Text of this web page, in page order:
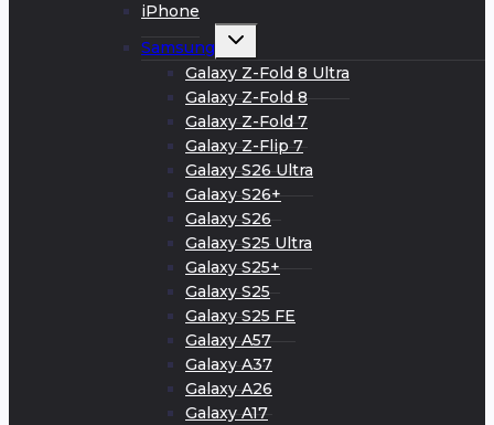
iPhone
Samsung
Развернуть
меню
Galaxy Z-Fold 8 Ultra
Galaxy Z-Fold 8
Galaxy Z-Fold 7
Galaxy Z-Flip 7
Galaxy S26 Ultra
Galaxy S26+
Galaxy S26
Galaxy S25 Ultra
Galaxy S25+
Galaxy S25
Galaxy S25 FE
Galaxy A57
Galaxy A37
Galaxy A26
Galaxy A17